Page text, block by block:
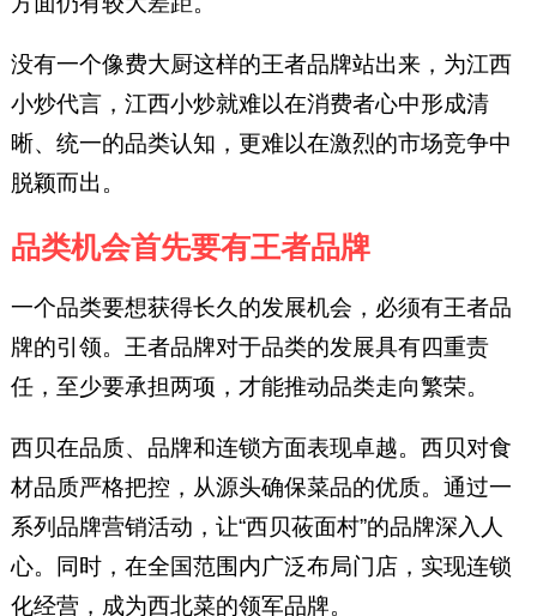
没有一个像费大厨这样的王者品牌站出来，为江西
小炒代言，江西小炒就难以在消费者心中形成清
晰、统一的品类认知，更难以在激烈的市场竞争中
脱颖而出。
品类机会首先要有王者品牌
一个品类要想获得长久的发展机会，必须有王者品
牌的引领。王者品牌对于品类的发展具有四重责
任，至少要承担两项，才能推动品类走向繁荣。
西贝在品质、品牌和连锁方面表现卓越。西贝对食
材品质严格把控，从源头确保菜品的优质。通过一
系列品牌营销活动，让“西贝莜面村”的品牌深入人
心。同时，在全国范围内广泛布局门店，实现连锁
化经营，成为西北菜的领军品牌。